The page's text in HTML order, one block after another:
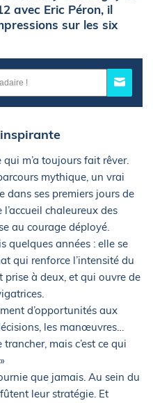
avec Eric Péron, il
sur les six
qui m’a toujours fait rêver.
mythique, un vrai
dans ses premiers jours de
chaleureux des
au courage déployé.
quelques années : elle se
qui renforce l’intensité du
prise à deux, et qui ouvre de
d’opportunités aux
les manœuvres…
mais c’est ce qui
que jamais. Au sein du
leur stratégie. Et